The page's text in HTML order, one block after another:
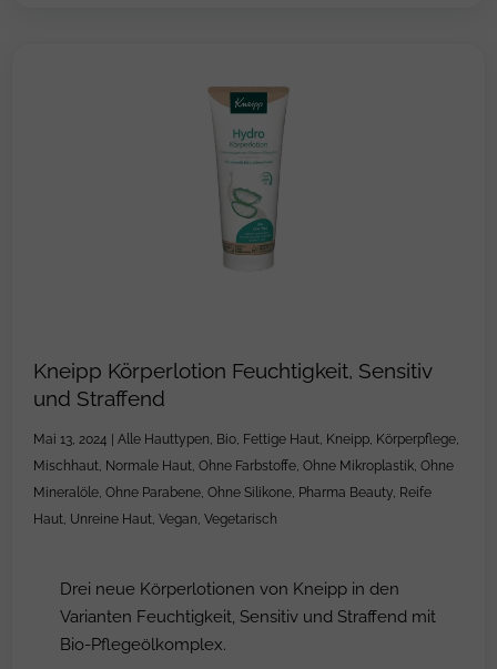
Kneipp Körperlotion Feuchtigkeit, Sensitiv
und Straffend
Mai 13, 2024 | Alle Hauttypen Bio Fettige Haut Kneipp Körperpflege
Mischhaut Normale Haut Ohne Farbstoffe Ohne Mikroplastik Ohne
Mineralöle Ohne Parabene Ohne Silikone Pharma Beauty Reife
Haut Unreine Haut Vegan Vegetarisch
Drei neue Körperlotionen von Kneipp in den
Varianten Feuchtigkeit, Sensitiv und Straffend mit
Bio-Pflegeölkomplex.